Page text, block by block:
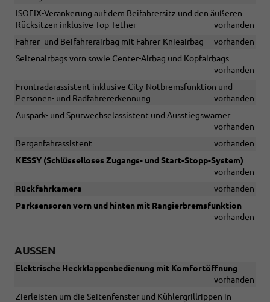
ISOFIX-Verankerung auf dem Beifahrersitz und den äußeren
Rücksitzen inklusive Top-Tether
vorhanden
Fahrer- und Beifahrerairbag mit Fahrer-Knieairbag
vorhanden
Seitenairbags vorn sowie Center-Airbag und Kopfairbags
vorhanden
Frontradarassistent inklusive City-Notbremsfunktion und
Personen- und Radfahrererkennung
vorhanden
Auspark- und Spurwechselassistent und Ausstiegswarner
vorhanden
Berganfahrassistent
vorhanden
KESSY (Schlüsselloses Zugangs- und Start-Stopp-System)
vorhanden
Rückfahrkamera
vorhanden
Parksensoren vorn und hinten mit Rangierbremsfunktion
vorhanden
AUSSEN
Elektrische Heckklappenbedienung mit Komfortöffnung
vorhanden
Zierleisten um die Seitenfenster und Kühlergrillrippen in